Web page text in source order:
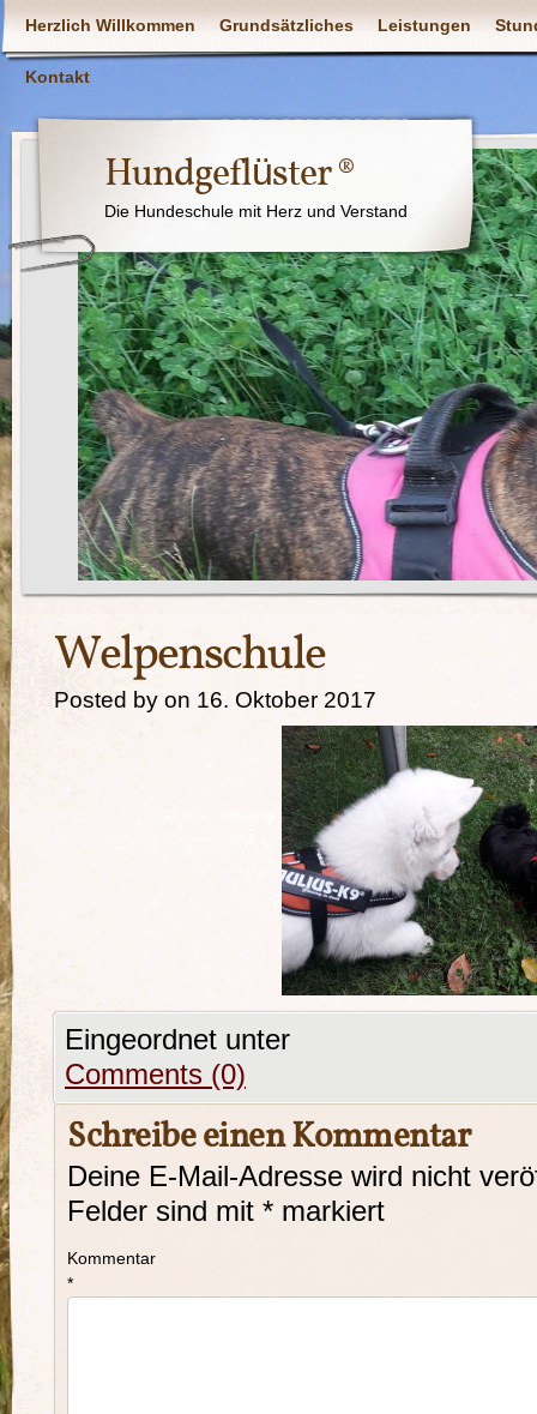
Herzlich Willkommen Grundsätzliches Leistungen
Kontakt
Hundgeflüster ®
Die Hundeschule mit Herz und Verstand
Welpenschule
Posted by on 16. Oktober 2017
Eingeordnet unter
Comments (0)
Schreibe einen Kommentar
Deine E-Mail-Adresse wird nicht
Felder sind mit * markiert
Kommentar
*